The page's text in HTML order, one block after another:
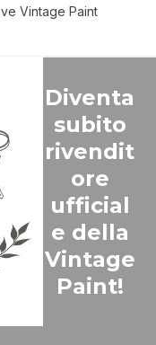
Vintage Paint
Diventa
subito
rivendit
ore
ufficial
e della
Vintage
Paint!